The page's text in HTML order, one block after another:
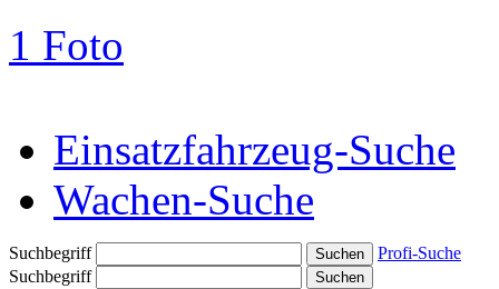
1 Foto
Einsatzfahrzeug-Suche
Wachen-Suche
Suchbegriff
Profi-Suche
Suchbegriff